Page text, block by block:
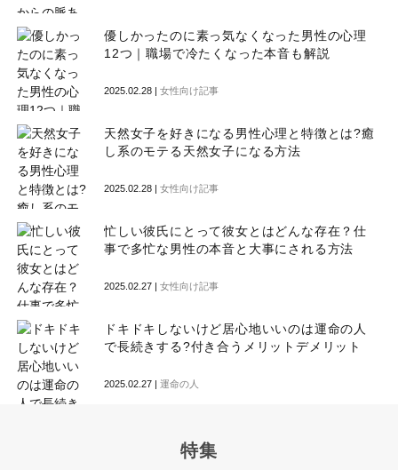
優しかったのに素っ気なくなった男性の心理
12つ｜職場で冷たくなった本音も解説
2025.02.28 | 女性向け記事
天然女子を好きになる男性心理と特徴とは?癒
し系のモテる天然女子になる方法
2025.02.28 | 女性向け記事
忙しい彼氏にとって彼女とはどんな存在？仕
事で多忙な男性の本音と大事にされる方法
2025.02.27 | 女性向け記事
ドキドキしないけど居心地いいのは運命の人
で長続きする?付き合うメリットデメリット
2025.02.27 | 運命の人
特集